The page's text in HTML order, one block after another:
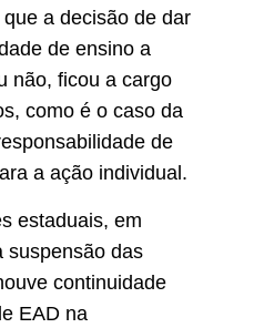
a decisão de dar
de ensino a
não, ficou a cargo
como é o caso da
de
a ação individual.
estaduais, em
suspensão das
continuidade
EAD na